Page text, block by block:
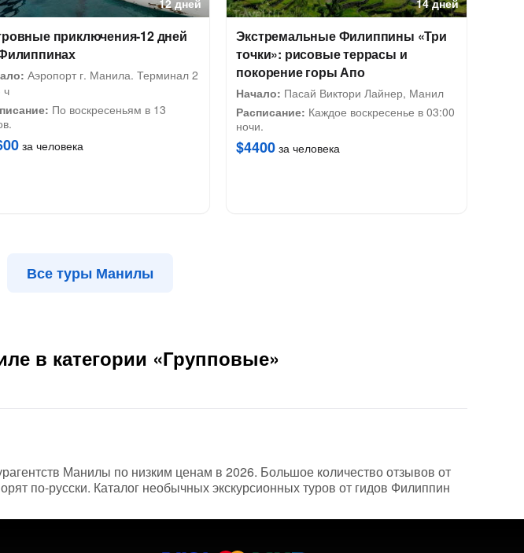
12 дней
приключения-12 дней
Аэропорт г. Манила. Терминал 2
ч
По воскресеньям в 13
за человека
14 дней
Экстремальные Филиппины «Три
точки»: рисовые террасы и
покорение горы Апо
Начало: Пасай Виктори Лайнер, Манил
Расписание: Каждое воскресенье в 03:00
ночи.
$4400 за человека
Все туры Манилы
в категории «Групповые»
Манилы по низким ценам в 2026. Большое количество отзывов от
по-русски. Каталог необычных экскурсионных туров от гидов Филиппин